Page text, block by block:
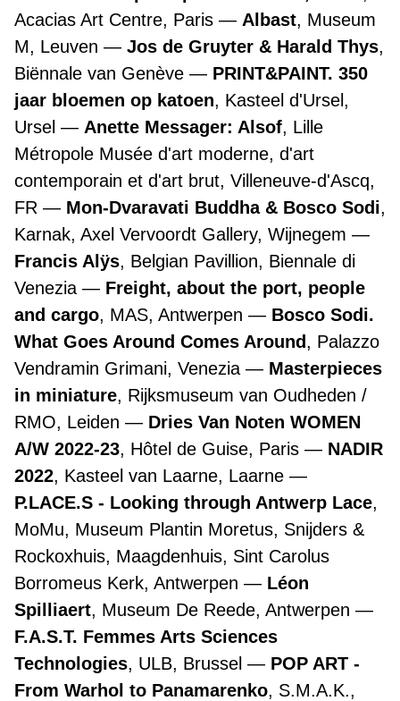
Acacias Art Centre, Paris
Albast, Museum
M, Leuven
Jos de Gruyter & Harald Thys,
Biënnale van Genève
PRINT&PAINT. 350
jaar bloemen op katoen, Kasteel d'Ursel,
Ursel
Anette Messager: Alsof, Lille
Métropole Musée d'art moderne, d'art
contemporain et d'art brut, Villeneuve-d'Ascq,
FR
Mon-Dvaravati Buddha & Bosco Sodi,
Karnak, Axel Vervoordt Gallery, Wijnegem
Francis Alÿs, Belgian Pavillion, Biennale di
Venezia
Freight, about the port, people
and cargo, MAS, Antwerpen
Bosco Sodi.
What Goes Around Comes Around, Palazzo
Vendramin Grimani, Venezia
Masterpieces
in miniature, Rijksmuseum van Oudheden /
RMO, Leiden
Dries Van Noten WOMEN
A/W 2022-23, Hôtel de Guise, Paris
NADIR
2022, Kasteel van Laarne, Laarne
P.LACE.S - Looking through Antwerp Lace,
MoMu, Museum Plantin Moretus, Snijders &
Rockoxhuis, Maagdenhuis, Sint Carolus
Borromeus Kerk, Antwerpen
Léon
Spilliaert, Museum De Reede, Antwerpen
F.A.S.T. Femmes Arts Sciences
Technologies, ULB, Brussel
POP ART -
From Warhol to Panamarenko, S.M.A.K.,